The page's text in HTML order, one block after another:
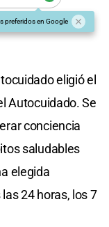
preferidos en Google
eligió el
Autocuidado. Se
conciencia
saludables
elegida
24 horas, los 7